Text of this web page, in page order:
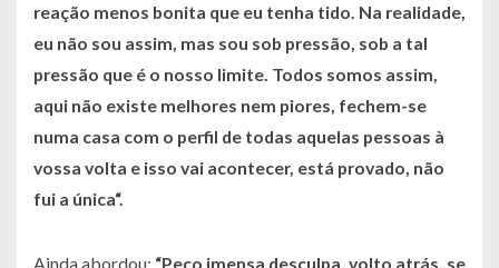
reação menos bonita que eu tenha tido. Na realidade,
eu não sou assim, mas sou sob pressão, sob a tal
pressão que é o nosso limite. Todos somos assim,
aqui não existe melhores nem piores, fechem-se
numa casa com o perfil de todas aquelas pessoas à
vossa volta e isso vai acontecer, está provado, não
fui a única“.
Ainda abordou: “Peço imensa desculpa, volto atrás, se